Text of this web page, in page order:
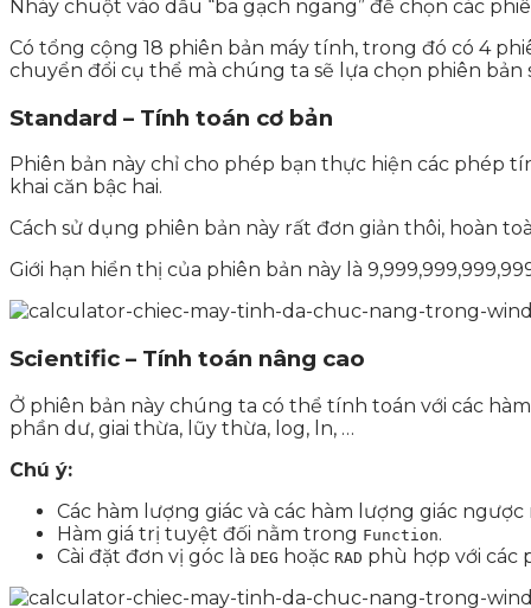
Nháy chuột vào dấu “ba gạch ngang” để chọn các
Có tổng cộng 18 phiên bản máy tính, trong đó có 4
chuyển đổi cụ thể mà chúng ta sẽ lựa chọn phiên bản
Standard – Tính toán cơ bản
Phiên bản này chỉ cho phép bạn thực hiện các phép
khai căn bậc hai.
Cách sử dụng phiên bản này rất đơn giản thôi, hoàn
Giới hạn hiển thị của phiên bản này là
Scientific – Tính toán nâng cao
Ở phiên bản này chúng ta có thể tính toán với các hàm
phần dư, giai thừa, lũy thừa, log, ln, …
Chú ý:
Các hàm lượng giác và các hàm lượng giác
Hàm giá trị tuyệt đối nằm trong Function.
Cài đặt đơn vị góc là DEG hoặc RAD phù hợp với các